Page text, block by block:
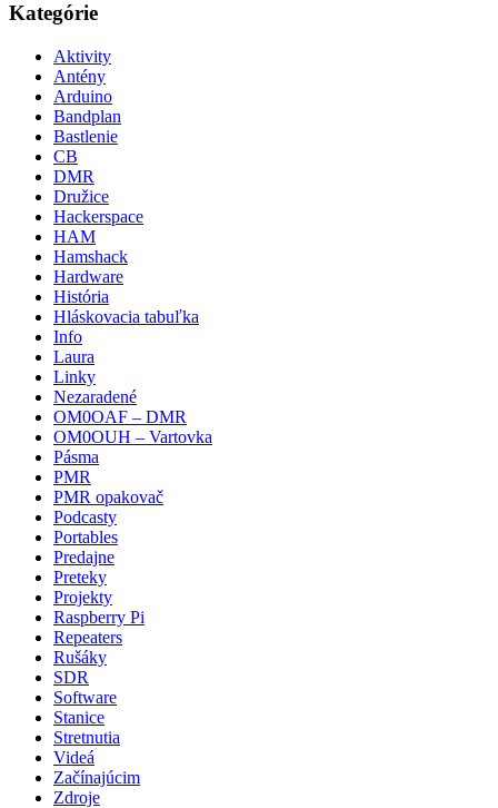
Kategórie
Aktivity
Antény
Arduino
Bandplan
Bastlenie
CB
DMR
Družice
Hackerspace
HAM
Hamshack
Hardware
História
Hláskovacia tabuľka
Info
Laura
Linky
Nezaradené
OM0OAF – DMR
OM0OUH – Vartovka
Pásma
PMR
PMR opakovač
Podcasty
Portables
Predajne
Preteky
Projekty
Raspberry Pi
Repeaters
Rušáky
SDR
Software
Stanice
Stretnutia
Videá
Začínajúcim
Zdroje